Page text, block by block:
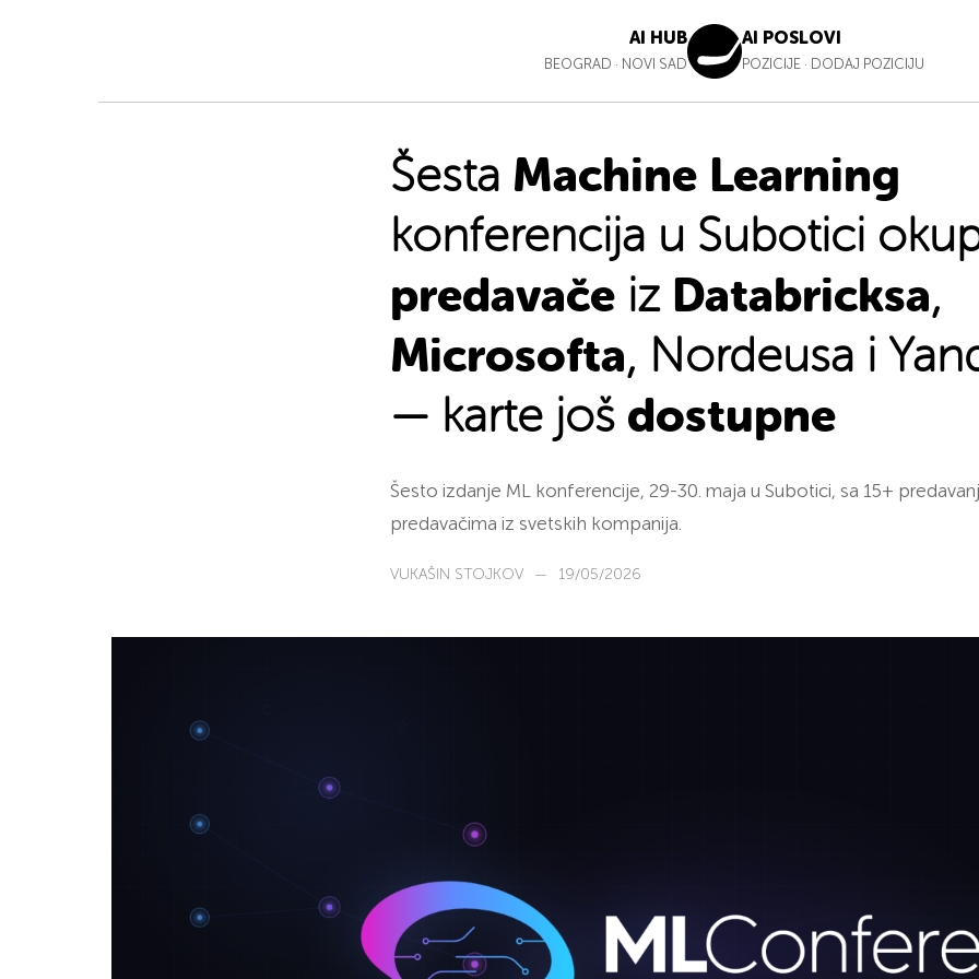
AI HUB
BEOGRAD · NOVI SAD
AI POSLOVI
POZICIJE · DODAJ POZICIJU
Šesta Machine Learning
konferencija u Subotici
predavače iz Databricksa,
Microsofta, Nordeusa i
— karte još dostupne
Šesto izdanje ML konferencije, 29-30. maja u Subotici, sa 15+
predavačima iz svetskih kompanija.
VUKAŠIN STOJKOV — 19/05/2026